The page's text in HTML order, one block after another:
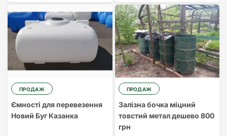
ПРОДАЖ
Ємності для перевезення
Новий Буг Казанка
ПРОДАЖ
Залізна бочка міцний
товстий метал дешево 800
грн